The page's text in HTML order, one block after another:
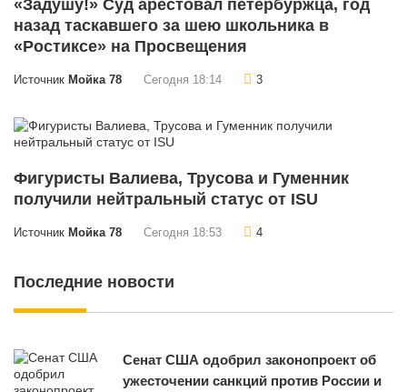
«Задушу!» Суд арестовал петербуржца, год
назад таскавшего за шею школьника в
«Ростиксе» на Просвещения
Источник Мойка 78 Сегодня 18:14 3
Фигуристы Валиева, Трусова и Гуменник
получили нейтральный статус от ISU
Источник Мойка 78 Сегодня 18:53 4
Последние новости
Сенат США одобрил законопроект об
ужесточении санкций против России и